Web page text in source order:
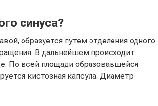
синуса?
образуется путём отделения одного
В дальнейшем происходит
По всей площади образовавшейся
кистозная капсула. Диаметр